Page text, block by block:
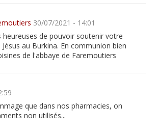
30/07/2021 - 14:01
heureuses de pouvoir soutenir votre
au Burkina. En communion bien
de l'abbaye de Faremoutiers
que dans nos pharmacies, on
non utilisés...